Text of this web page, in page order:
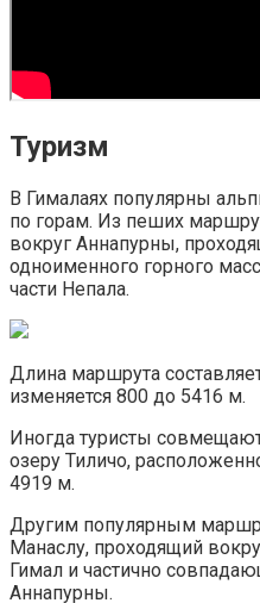
Туризм
В Гималаях популярны
по горам. Из пеших
вокруг Аннапурны,
одноименного горного
части Непала.
Длина маршрута
изменяется 800 до 5416 м.
Иногда туристы
озеру Тиличо,
4919 м.
Другим популярным
Манаслу, проходящий
Гимал и частично
Аннапурны.